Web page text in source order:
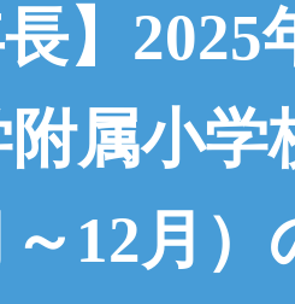
長】2025
附属小学
～12月